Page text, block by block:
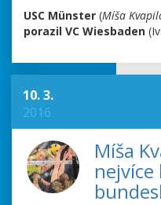
USC Münster (Míša
porazil VC Wiesbaden
10. 3.
2016
Míša